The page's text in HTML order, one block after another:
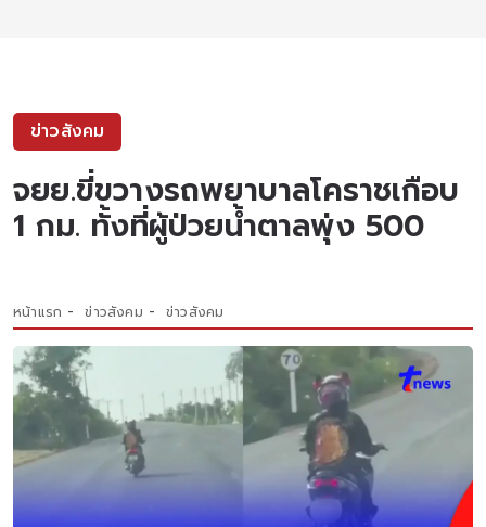
ข่าวสังคม
จยย.ขี่ขวางรถพยาบาลโคราชเกือบ
1 กม. ทั้งที่ผู้ป่วยน้ำตาลพุ่ง 500
หน้าแรก ข่าวสังคม ข่าวสังคม